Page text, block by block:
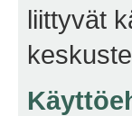
liittyvät